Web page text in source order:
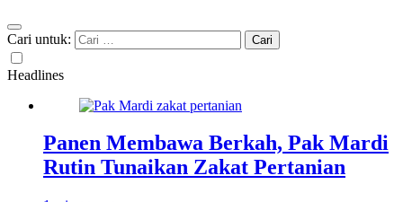
Cari untuk:
Headlines
Panen Membawa Berkah, Pak Mardi
Rutin Tunaikan Zakat Pertanian